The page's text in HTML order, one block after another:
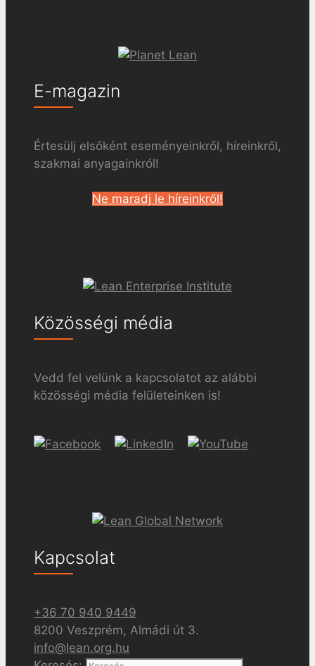
E-magazin
Értesülj elsőként eseményeinkről, híreinkről,
szakmai anyagainkról!
Ne maradj le híreinkről!
Közösségi média
Vedd fel velünk a kapcsolatot az alábbi
közösségi média felületeinken is!
Kapcsolat
+36 70 940 9449
8200 Veszprém, Almádi út 3.
info@lean.org.hu